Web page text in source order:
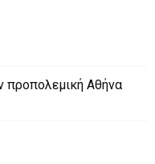
προπολεμική Αθήνα